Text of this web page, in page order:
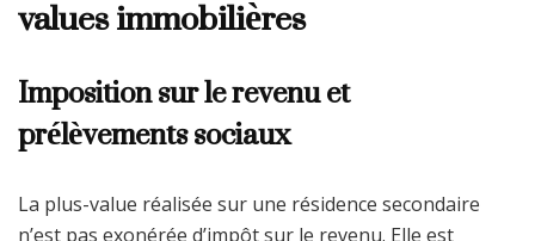
values immobilières
Imposition sur le revenu et
prélèvements sociaux
La plus-value réalisée sur une résidence secondaire
n’est pas exonérée d’impôt sur le revenu. Elle est